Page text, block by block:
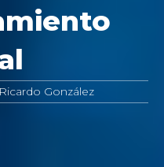
Ricardo González